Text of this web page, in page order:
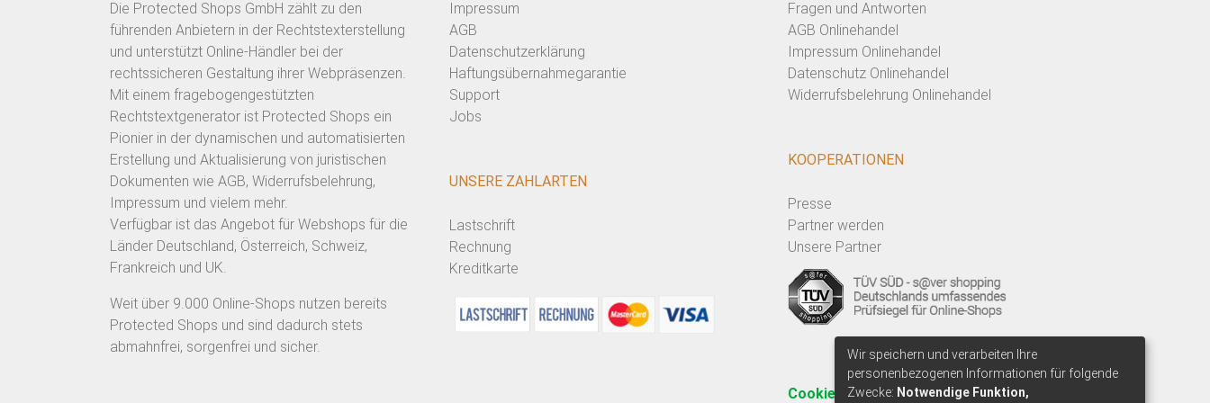
Die Protected Shops GmbH zählt zu den
führenden Anbietern in der Rechtstexterstellung
und unterstützt Online-Händler bei der
rechtssicheren Gestaltung ihrer Webpräsenzen.
Mit einem fragebogengestützten
Rechtstextgenerator ist Protected Shops ein
Pionier in der dynamischen und automatisierten
Erstellung und Aktualisierung von juristischen
Dokumenten wie AGB, Widerrufsbelehrung,
Impressum und vielem mehr.
Verfügbar ist das Angebot für Webshops für die
Länder Deutschland, Österreich, Schweiz,
Frankreich und UK.
Weit über 9.000 Online-Shops nutzen bereits
Protected Shops und sind dadurch stets
abmahnfrei, sorgenfrei und sicher.
Impressum
AGB
Datenschutzerklärung
Haftungsübernahmegarantie
Support
Jobs
UNSERE ZAHLARTEN
Lastschrift
Rechnung
Kreditkarte
Fragen und Antworten
AGB Onlinehandel
Impressum Onlinehandel
Datenschutz Onlinehandel
Widerrufsbelehrung Onlinehandel
KOOPERATIONEN
Presse
Partner werden
Unsere Partner
Cookie-Einwilligung anpassen
Wir speichern und verarbeiten Ihre
personenbezogenen Informationen für folgende
Zwecke: Notwendige Funktion,